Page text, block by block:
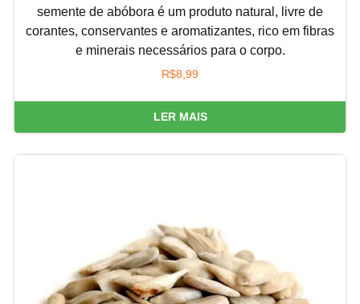
semente de abóbora é um produto natural, livre de
corantes, conservantes e aromatizantes, rico em fibras
e minerais necessários para o corpo.
R$8,99
LER MAIS